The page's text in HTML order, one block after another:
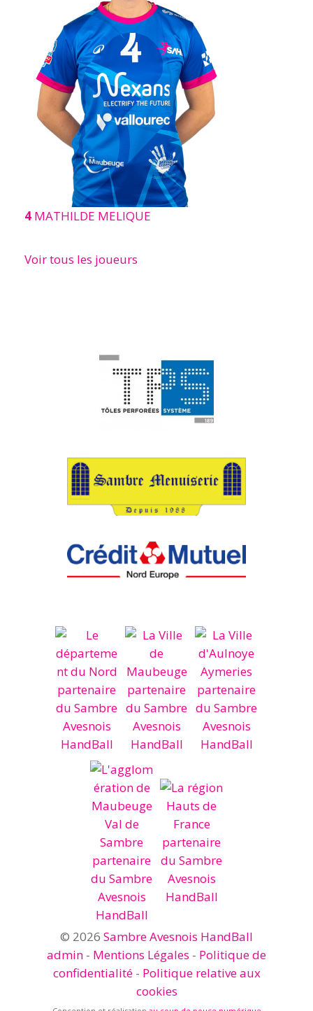
4 MATHILDE MELIQUE
Voir tous les joueurs
© 2026 Sambre Avesnois HandBall
admin - Mentions Légales - Politique de
confidentialité- Politique relative aux
cookies